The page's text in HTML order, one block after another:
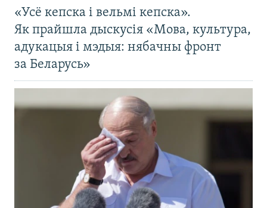
«Усё кепска і вельмі кепска».
Як прайшла дыскусія «Мова, культура,
адукацыя і мэдыя: нябачны фронт
за Беларусь»